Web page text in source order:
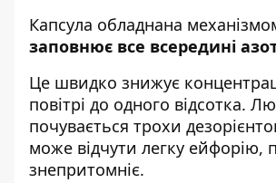
Капсула обладнана
заповнює все всередині
Це швидко знижує
повітрі до одного відсотка.
почувається трохи
може відчути легку ейфорію,
знепритомніє.